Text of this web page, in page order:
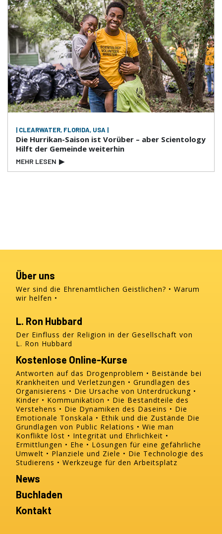
| CLEARWATER, FLORIDA, USA |
Die Hurrikan-Saison ist Vorüber – aber Scientology
Hilft der Gemeinde weiterhin
MEHR LESEN ▶
Über uns
Wer sind die Ehrenamtlichen Geistlichen?
Warum
wir helfen
L. Ron Hubbard
Der Einfluss der Religion in der Gesellschaft von
L. Ron Hubbard
Kostenlose Online-Kurse
Antworten auf das Drogenproblem
Beistände bei
Krankheiten und Verletzungen
Grundlagen des
Organisierens
Die Ursache von Unterdrückung
Kinder
Kommunikation
Die Bestandteile des
Verstehens
Die Dynamiken des Daseins
Die
Emotionale Tonskala
Ethik und die Zustände Die
Grundlagen von Public Relations
Wie man
Konflikte löst
Integrität und Ehrlichkeit
Ermittlungen
Ehe
Lösungen für eine gefährliche
Umwelt
Planziele und Ziele
Die Technologie des
Studierens
Werkzeuge für den Arbeitsplatz
News
Buchladen
Kontakt